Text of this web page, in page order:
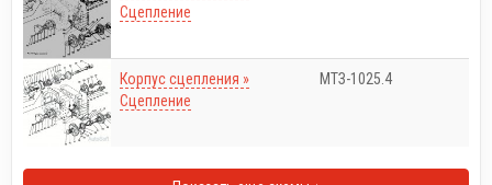
Сцепление
Корпус сцепления »
Сцепление
МТЗ-1025.4